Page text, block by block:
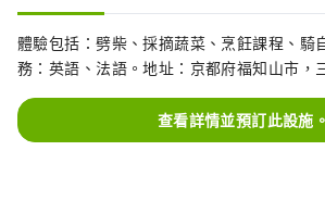
體驗包括：劈柴、採摘蔬菜、烹飪課程、騎
務：英語、法語。地址：京都府福知山市，
查看詳情並預訂此設施。